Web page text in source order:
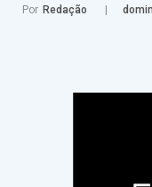
Por Redação